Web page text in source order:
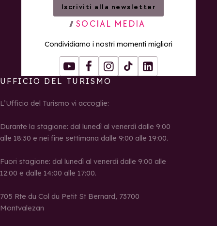
Iscriviti alla newsletter
SOCIAL MEDIA
Condividiamo i nostri momenti migliori
YoutubeFacebookInstagram
Tiktok LinkedIn
UFFICIO DEL TURISMO
L’Ufficio del Turismo vi accoglie:
Durante la stagione: dal lunedì al venerdì dalle 9:00
alle 18:30 e nei fine settimana dalle 9:00 alle 19:00.
Fuori stagione: dal lunedì al venerdì dalle 9:00 alle
12:00 e dalle 14:00 alle 17:00.
705 Rte du Col du Petit St Bernard, 73700
Montvalezan